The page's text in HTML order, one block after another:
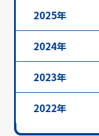
2025年
2024年
2023年
2022年